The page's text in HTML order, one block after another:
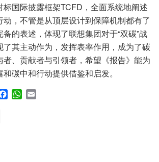
标国际披露框架TCFD，全面系统地阐述
动，不管是从顶层设计到保障机制都有了
的表述，体现了联想集团对于“双碳”战
其主动作为，发挥表率作用，成为了碳
者、贡献者与引领者，希望《报告》能为
碳中和行动提供借鉴和启发。
F
W